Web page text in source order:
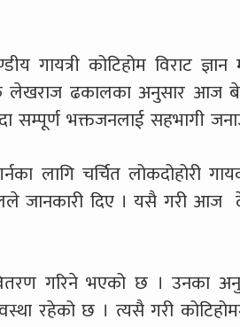
गायत्री कोटिहोम विराट
लेखराज ढकालका अनुसार
भक्तजनलाई सहभागी
लागि चर्चित लोकदोहोरी
जानकारी दिए । यसै गरी आज
गरिने भएको छ । उनका
रहेको छ । त्यसै गरी